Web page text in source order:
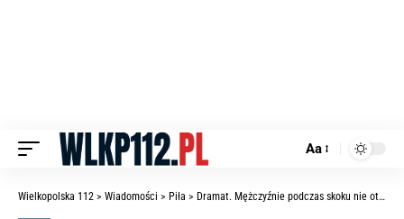
Aa
Wielkopolska 112 > Wiadomości > Piła > Dramat. Mężczyźnie podczas skoku nie otworzył się spadochron. Zginął na miejscu